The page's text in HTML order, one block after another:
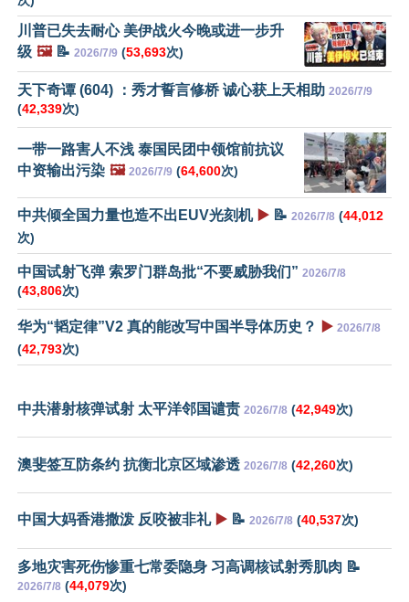
川普已失去耐心 美伊战火今晚或进一步升
级 🖼️📝 2026/7/9 (53,693次)
天下奇谭 (604) ：秀才誓言修桥 诚心获上天相助 2026/7/9
(42,339次)
一带一路害人不浅 泰国民团中领馆前抗议
中资输出污染 🖼️ 2026/7/9 (64,600次)
中共倾全国力量也造不出EUV光刻机 ▶️ 📝 2026/7/8 (44,012
次)
中国试射飞弹 索罗门群岛批“不要威胁我们” 2026/7/8
(43,806次)
华为“韬定律”V2 真的能改写中国半导体历史？ ▶️ 2026/7/8
(42,793次)
中共潜射核弹试射 太平洋邻国谴责 2026/7/8 (42,949次)
澳斐签互防条约 抗衡北京区域渗透 2026/7/8 (42,260次)
中国大妈香港撒泼 反咬被非礼 ▶️ 📝 2026/7/8 (40,537次)
多地灾害死伤惨重七常委隐身 习高调核试射秀肌肉 📝
2026/7/8 (44,079次)